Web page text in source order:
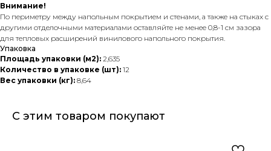
Внимание!
По периметру между напольным покрытием и стенами, а также на стыках с
другими отделочными материалами оставляйте не менее 0,8-1 см зазора
для тепловых расширений винилового напольного покрытия.
Упаковка
Площадь упаковки (м2): 2,635
Количество в упаковке (шт): 12
Вес упаковки (кг): 8,64
С этим товаром покупают